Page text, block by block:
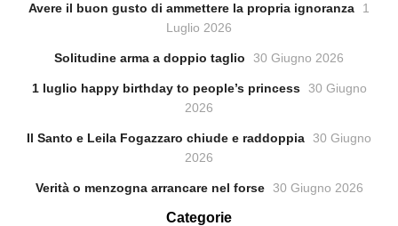
Avere il buon gusto di ammettere la propria ignoranza
1
Luglio 2026
Solitudine arma a doppio taglio 30 Giugno 2026
1 luglio happy birthday to people’s princess
30 Giugno
2026
Il Santo e Leila Fogazzaro chiude e raddoppia
30 Giugno
2026
Verità o menzogna arrancare nel forse 30 Giugno 2026
Categorie